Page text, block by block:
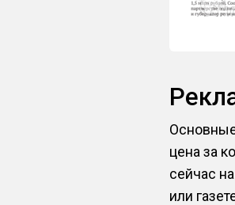
цена за
сейчас
или